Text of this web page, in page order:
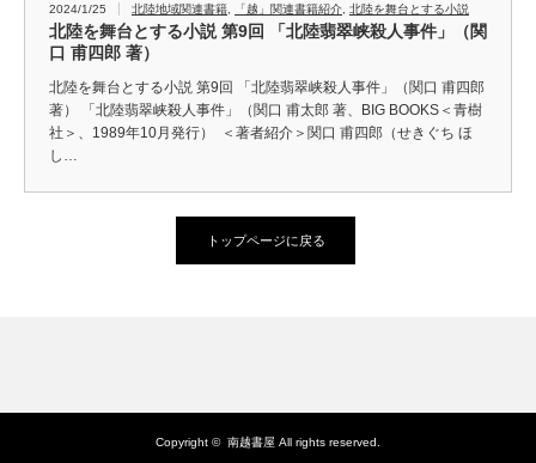
2024/1/25 北陸地域関連書籍 「越」関連書籍紹介 北陸を舞台とする小説
北陸を舞台とする小説 第9回 「北陸翡翠峡殺人事件」（関
口 甫四郎 著）
北陸を舞台とする小説 第9回 「北陸翡翠峡殺人事件」（関口 甫四郎
著） 「北陸翡翠峡殺人事件」（関口 甫太郎 著、BIG BOOKS＜青樹
社＞、1989年10月発行） ＜著者紹介＞関口 甫四郎（せきぐち ほ
し…
トップページに戻る
Copyright © 南越書屋 All rights reserved.